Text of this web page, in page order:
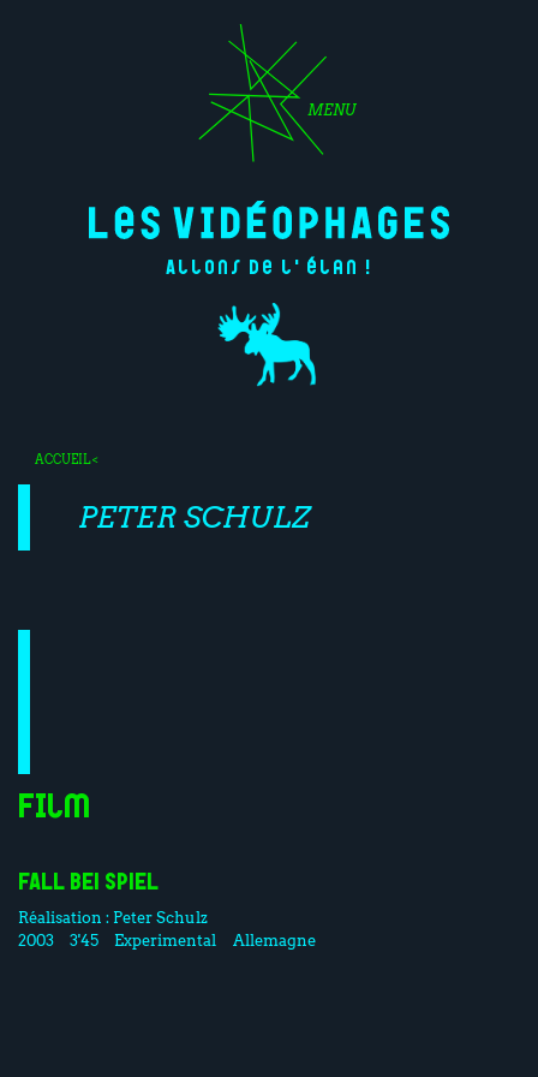
MENU
Allons de l'élan !
ACCUEIL<
PETER SCHULZ
Film
FALL BEI SPIEL
Réalisation : Peter Schulz
2003
3'45 Experimental Allemagne